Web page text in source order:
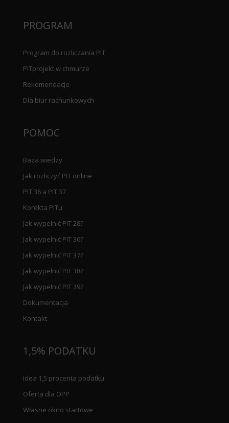
PROGRAM
Program do rozliczania PIT
PITprojekt w chmurze
Rekomendacje
Dla biur rachunkowych
POMOC
Baza wiedzy
Jak rozliczyć PIT online
PIT 36 a PIT 37
Korekta PITu
Jak wypełnić PIT 28?
Jak wypełnić PIT 36?
Jak wypełnić PIT 37?
Jak wypełnić PIT 38?
Jak wypełnić PIT 39?
Dokumentacja
Kontakt
1,5% PODATKU
Idea 1,5 procenta podatku
Oferta dla OPP
Własne okno startowe